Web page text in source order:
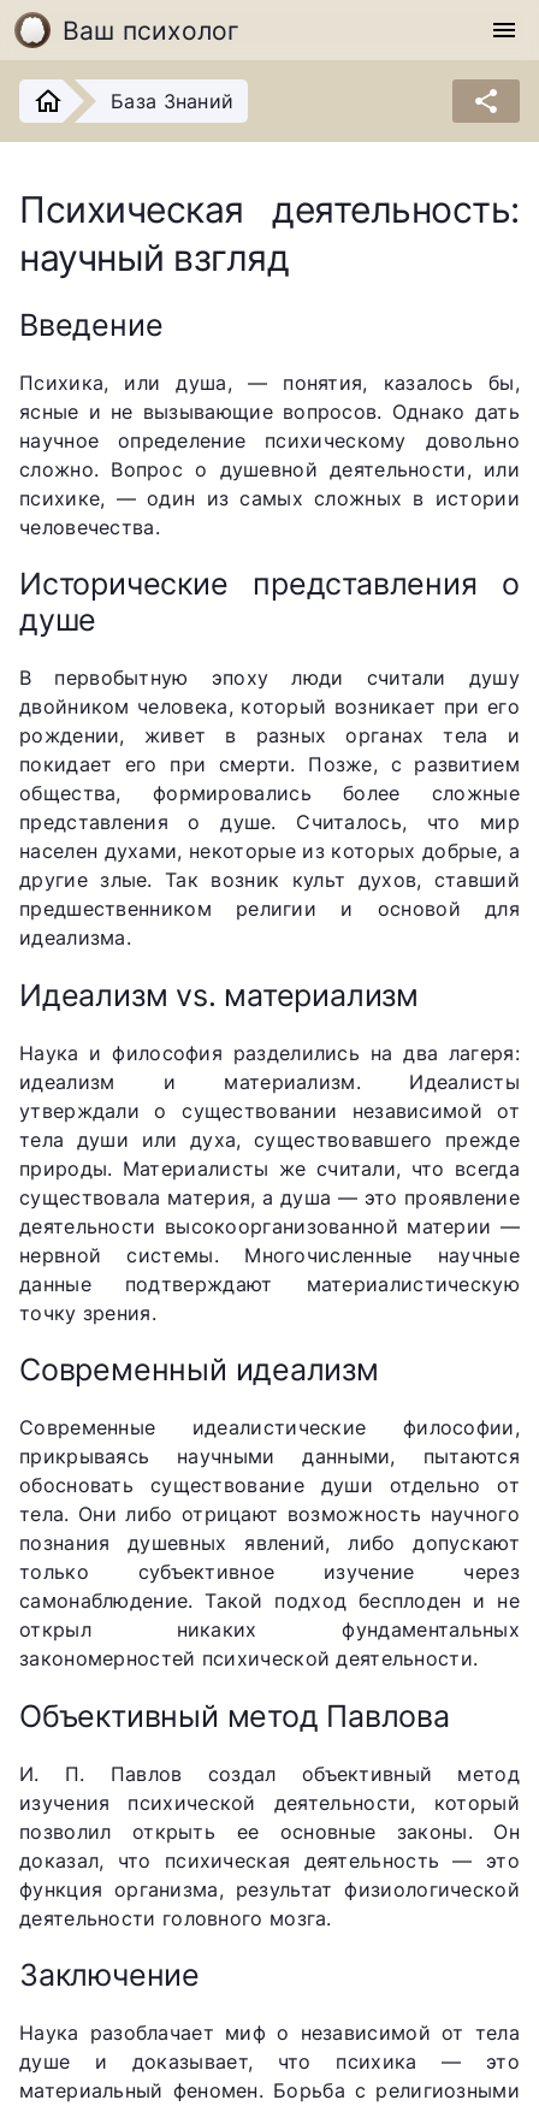
Ваш психолог menu
База Знаний share
Психическая деятельность:
научный взгляд
Введение
Психика, или душа, — понятия, казалось бы,
ясные и не вызывающие вопросов. Однако дать
научное определение психическому довольно
сложно. Вопрос о душевной деятельности, или
психике, — один из самых сложных в истории
человечества.
Исторические представления о
душе
В первобытную эпоху люди считали душу
двойником человека, который возникает при его
рождении, живет в разных органах тела и
покидает его при смерти. Позже, с развитием
общества, формировались более сложные
представления о душе. Считалось, что мир
населен духами, некоторые из которых добрые, а
другие злые. Так возник культ духов, ставший
предшественником религии и основой для
идеализма.
Идеализм vs. материализм
Наука и философия разделились на два лагеря:
идеализм и материализм. Идеалисты
утверждали о существовании независимой от
тела души или духа, существовавшего прежде
природы. Материалисты же считали, что всегда
существовала материя, а душа — это проявление
деятельности высокоорганизованной материи —
нервной системы. Многочисленные научные
данные подтверждают материалистическую
точку зрения.
Современный идеализм
Современные идеалистические философии,
прикрываясь научными данными, пытаются
обосновать существование души отдельно от
тела. Они либо отрицают возможность научного
познания душевных явлений, либо допускают
только субъективное изучение через
самонаблюдение. Такой подход бесплоден и не
открыл никаких фундаментальных
закономерностей психической деятельности.
Объективный метод Павлова
И. П. Павлов создал объективный метод
изучения психической деятельности, который
позволил открыть ее основные законы. Он
доказал, что психическая деятельность — это
функция организма, результат физиологической
деятельности головного мозга.
Заключение
Наука разоблачает миф о независимой от тела
душе и доказывает, что психика — это
материальный феномен. Борьба с религиозными